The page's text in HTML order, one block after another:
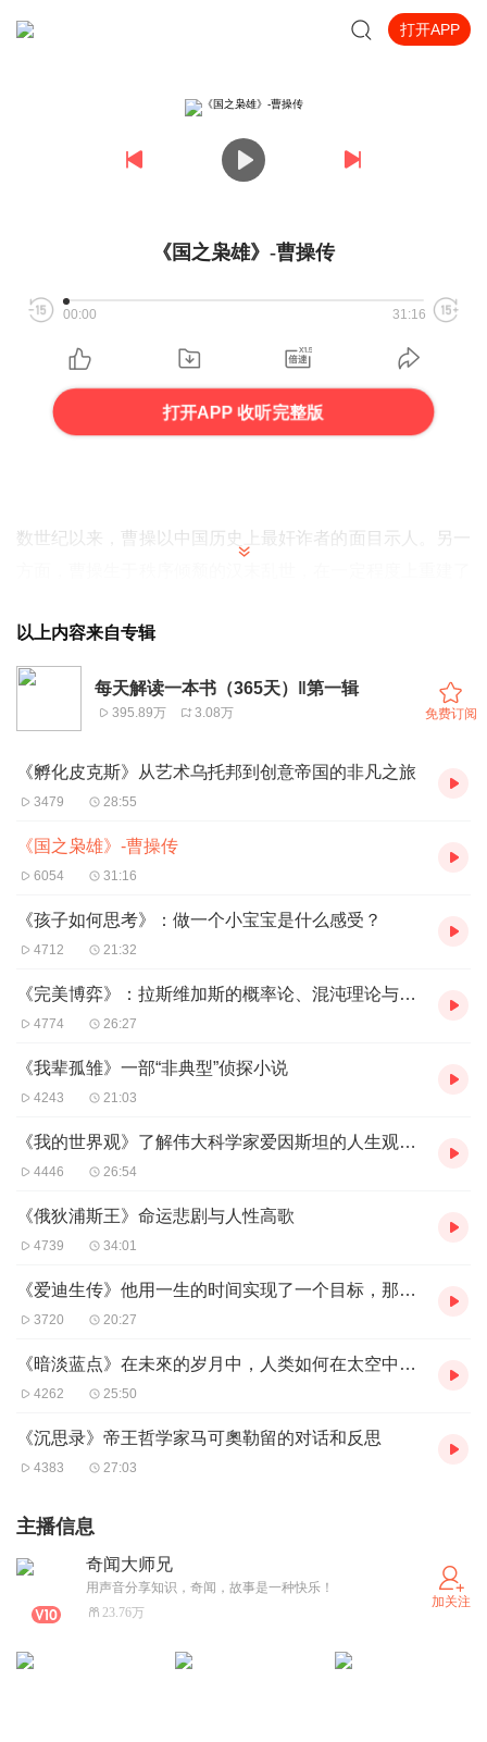
打开APP
《国之枭雄》-曹操传
00:00 31:16
打开APP 收听完整版
数世纪以来，曹操以中国历史上最奸诈者的面目示人。另一
诗人，还引领了中国早期文学史上最为灿烂辉煌的时代。在
任何文明中，都少有人能有如此才华、取得如此成就，能够
在去世后仍如此受关注的更是凤毛麟角。
曹操在历史文献、考古材料以及他自己的作品中给我们留下
了相当丰富的信息。尽管曹操的大部分故事因敌人的诽谤以
及数代后的浪漫主义热情而变得混乱不明，但其核心事实仍
了。本书综合陈寿编撰的官方正史《三国志》及裴松之注释
以上内容来自专辑
每天解读一本书（365天）‖第一辑
395.89万 3.08万 免费订阅
《孵化皮克斯》从艺术乌托邦到创意帝国的非凡之旅
3479 28:55
《国之枭雄》-曹操传
6054 31:16
《孩子如何思考》：做一个小宝宝是什么感受？
4712 21:32
《完美博弈》：拉斯维加斯的概率论、混沌理论与行为科学
4774 26:27
《我辈孤雏》一部“非典型”侦探小说
4243 21:03
《我的世界观》了解伟大科学家爱因斯坦的人生观价值观，走进他的思想世界
4446 26:54
《俄狄浦斯王》命运悲剧与人性高歌
4739 34:01
《爱迪生传》他用一生的时间实现了一个目标，那就是改变世界
3720 20:27
《暗淡蓝点》在未來的岁月中，人类如何在太空中寻覓與建设新家园
4262 25:50
《沉思录》帝王哲学家马可奧勒留的对话和反思
4383 27:03
主播信息
奇闻大师兄
用声音分享知识，奇闻，故事是一种快乐！
23.76万
加关注